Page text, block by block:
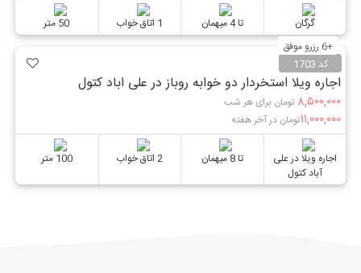
گرگان تا 4 میهمان 1 اتاق خواب 50 متر
کد 1703
+6 رزرو موفق
اجاره ویلا استخردار دو خوابه روباز در علی اباد کتول
۸,۵۰۰,۰۰۰ تومان برای هر شب
۱۱,۰۰۰,۰۰۰تومان در آخر هفته
اجاره ویلا در علی
آباد کتول
تا 8 میهمان 2 اتاق خواب 100 متر